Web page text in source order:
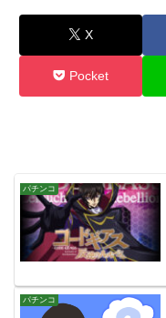
X
Pocket
パチンコ
パチンコ